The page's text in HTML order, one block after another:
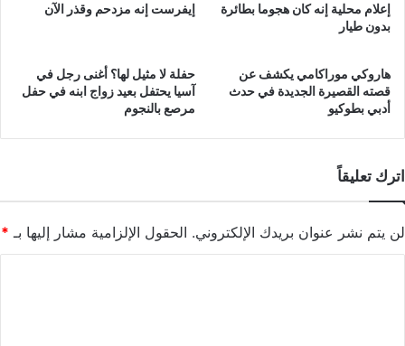
إعلام محلية إنه كان هجوما بطائرة
بدون طيار
إيفرست إنه مزدحم وقذر الآن
هاروكي موراكامي يكشف عن
قصته القصيرة الجديدة في حدث
أدبي بطوكيو
حفلة لا مثيل لها؟ أغنى رجل في
آسيا يحتفل بعيد زواج ابنه في حفل
مرصع بالنجوم
اترك تعليقاً
لن يتم نشر عنوان بريدك الإلكتروني. الحقول الإلزامية مشار إليها بـ *